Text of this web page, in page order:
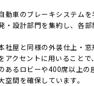
動車のブレーキシステム
・設計部門を集約し、各
社屋と同様の外装仕上・
アクセントに用いること
あるロビーや400席以上の
空間を確保しています。